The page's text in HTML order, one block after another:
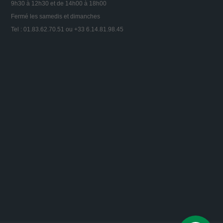
9h30 à 12h30 et de 14h00 à 18h00
Fermé les samedis et dimanches
Tel : 01.83.62.70.51 ou +33 6.14.81.98.45